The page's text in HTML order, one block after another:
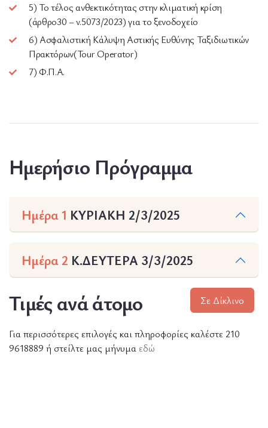
5) Το τέλος ανθεκτικότητας στην κλιματική κρίση
(άρθρο30 – v.5073/2023) για το ξενοδοχείο
6) Ασφαλιστική Κάλυψη Αστικής Ευθύνης Ταξιδιωτικών
Πρακτόρων(Tour Operator)
7) Φ.Π.Α.
Ημερήσιο Πρόγραμμα
Ημέρα 1 ΚΥΡΙΑΚΗ 2/3/2025
Ημέρα 2 Κ.ΔΕΥΤΕΡΑ 3/3/2025
Τιμές ανά άτομο Σε Δίκλινο
Για περισσότερες επιλογές και πληροφορίες καλέστε 210
9618889 ή στείλτε μας μήνυμα εδώ